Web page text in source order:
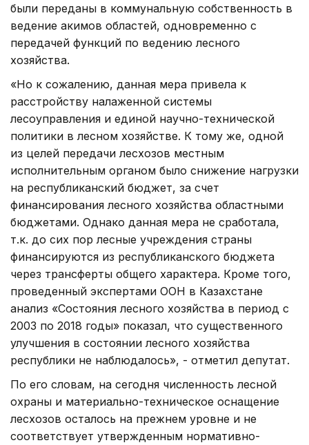
были переданы в коммунальную собственность в
ведение акимов областей, одновременно с
передачей функций по ведению лесного
хозяйства.
«Но к сожалению, данная мера привела к
расстройству налаженной системы
лесоуправления и единой научно-технической
политики в лесном хозяйстве. К тому же, одной
из целей передачи лесхозов местным
исполнительным органом было снижение нагрузки
на республиканский бюджет, за счет
финансирования лесного хозяйства областными
бюджетами. Однако данная мера не сработала,
т.к. до сих пор лесные учреждения страны
финансируются из республиканского бюджета
через трансферты общего характера. Кроме того,
проведенный экспертами ООН в Казахстане
анализ «Состояния лесного хозяйства в период с
2003 по 2018 годы» показал, что существенного
улучшения в состоянии лесного хозяйства
республики не наблюдалось», - отметил депутат.
По его словам, на сегодня численность лесной
охраны и материально-техническое оснащение
лесхозов осталось на прежнем уровне и не
соответствует утвержденным нормативно-